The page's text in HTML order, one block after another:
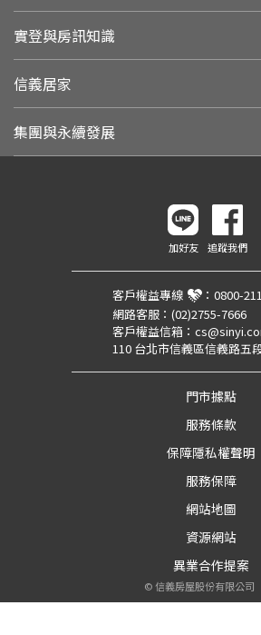
實登與房訊知識
信義居家
集團與永續發展
加好友 追蹤我們
客戶權益專線 ： 0800-
網路客服： (02)2755-7666
客戶權益信箱：
110 台北市信義區信義路五
門市據點
服務條款
保障隱私權聲明
服務保障
網站地圖
資源網站
異業合作提案
©信義房屋股份有限公司